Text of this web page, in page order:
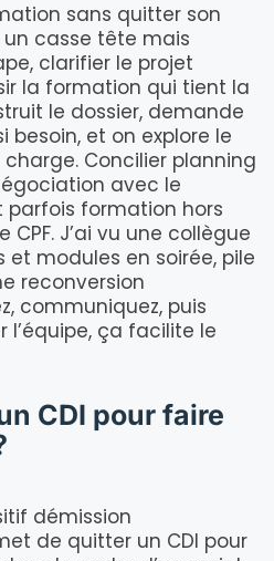
sans quitter son
un casse tête mais
clarifier le projet
la formation qui tient la
le dossier, demande
et on explore le
charge. Concilier planning
avec le
parfois formation hors
J’ai vu une collègue
et modules en soirée, pile
reconversion
communiquez, puis
l’équipe, ça facilite le
CDI pour faire
démission
de quitter un CDI pour